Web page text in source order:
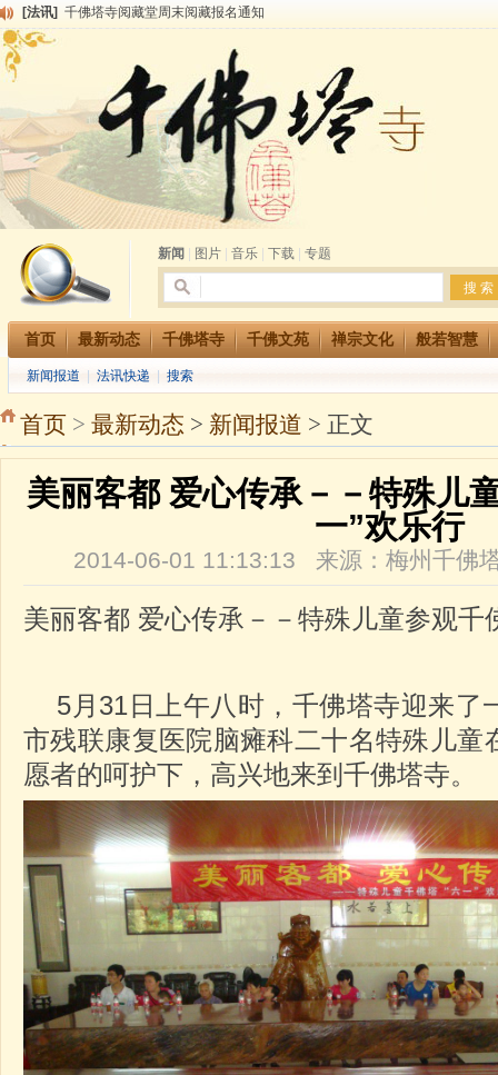
[法讯] 千佛塔寺阅藏堂周末阅藏报名通知
[法讯]
本寺方丈上明下慧尼和尚开讲《六祖坛经》
2015-3-26师父于法堂对大众的开示
[法讯]
广东千佛塔寺云门佛学院女众部 2016年招生简章
[法讯] 恭请海涛法师莅临千佛塔寺弘法
[法讯]
2014年七月大法会 祈福息灾地藏七 冥阳两利普渡群蒙盂兰盆
[法讯]
千佛塔寺云门佛学院女众部2014年招生简章
[法讯]
千佛塔寺兴建佛学院综合大楼缘起
[法讯] 共赴华藏世界 进入最后七天倒计时 殊胜华严法会 快快同享富贵庄严海
新闻
图片 音乐 下载 专题
首页 最新动态 千佛塔寺 千佛文苑 禅宗文化 般若智慧
新闻报道 法讯快递 搜索
首页 > 最新动态 > 新闻报道 > 正文
美丽客都 爱心传承－－特殊儿
一”欢乐行
2014-06-01 11:13:13 来源：梅州千佛
美丽客都 爱心传承－－特殊儿童参观千
5月31日上午八时，千佛塔寺迎来了
市残联康复医院脑瘫科二十名特殊儿童
愿者的呵护下，高兴地来到千佛塔寺。